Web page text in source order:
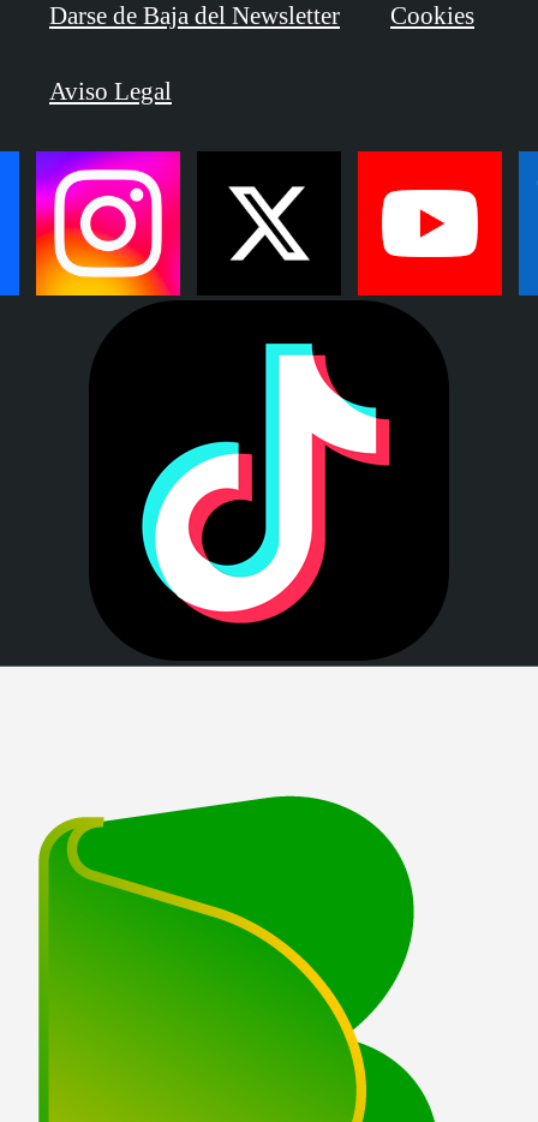
Darse de Baja del Newsletter Cookies
Aviso Legal